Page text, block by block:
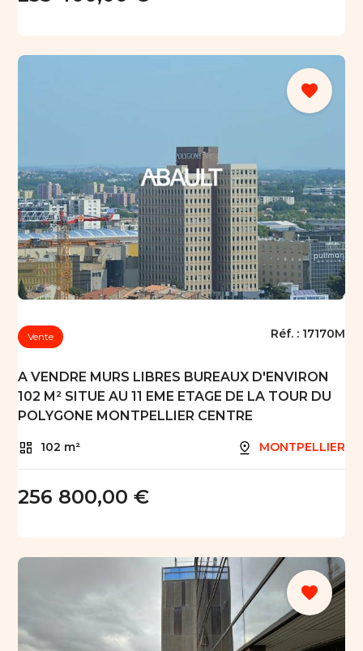
favorite
Vente Réf. : 17170M
A VENDRE MURS LIBRES BUREAUX D'ENVIRON
102 M² SITUE AU 11 EME ETAGE DE LA TOUR DU
POLYGONE MONTPELLIER CENTRE
102 m² MONTPELLIER
256 800,00 €
favorite